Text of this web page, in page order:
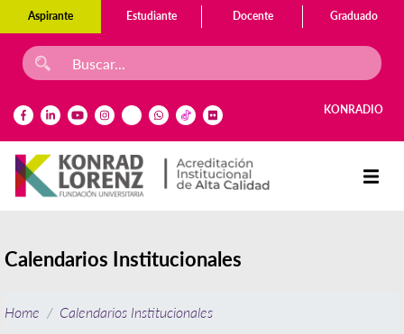
Aspirante Estudiante Docente Graduado
KONRADIO
Calendarios Institucionales
Home Calendarios Institucionales